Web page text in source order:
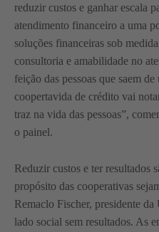
reduzir custos e ganhar escala
atendimento financeiro a uma
soluções financeiras sob
consultoria e amabilidade no
feição das pessoas que saem
coopertavida de crédito vai
traz na vida das pessoas”,
o painel.
Reduzir custos e ter resultados
propósito das cooperativas
Remaclo Fischer, presidente
lado social sem resultados. As